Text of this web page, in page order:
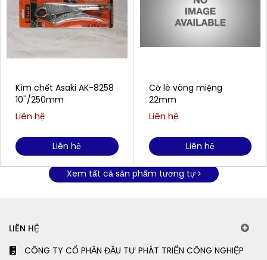
Kìm chết Asaki AK-8258
10''/250mm
Liên hệ
Liên hệ
Cờ lê vòng miệng
22mm
Liên hệ
Liên hệ
Xem tất cả sản phẩm tương tự
LIÊN HỆ
CÔNG TY CỔ PHẦN ĐẦU TƯ PHÁT TRIỂN CÔNG NGHIỆP